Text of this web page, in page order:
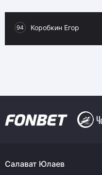
94 Коробкин Егор
Салават Юлаев